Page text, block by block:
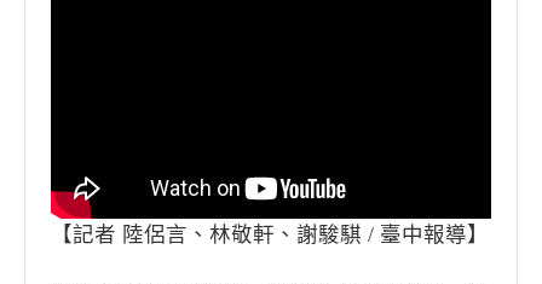
【記者 陸侶言、林敬軒、謝駿騏 / 臺中報導】